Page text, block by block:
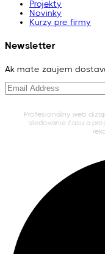
Projekty
Novinky
Kurzy pre firmy
Newsletter
Ak mate zaujem
Profesionálny web
sledovanie času a